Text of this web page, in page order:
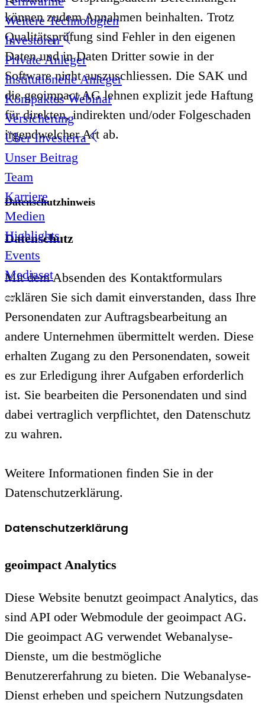
Weitere Technologien
Investoren
Private Anleger
Institutionelle Anleger
Kompaktes Webinar
Versicherung
Über Investerra
Unser Beitrag
Team
Karriere
Medien
Highlights
Events
Mediaset
können zudem Annahmen beinhalten. Trotz
Qualitätsprüfung sind Fehler in den eigenen
Daten und in Daten Dritter sowie in der
Software nicht auszuschliessen. Die SAK und
die geoimpact AG lehnen explizit jede Haftung
für direkten, indirekten und/oder Folgeschaden
irgendwelcher Art ab.
Datenschutzhinweis
Datenschutz
Mit dem Absenden des Kontaktformulars
erklären Sie sich damit einverstanden, dass Ihre
Personendaten zur Auftragsbearbeitung an
andere Unternehmen übermittelt werden. Diese
erhalten Zugang zu den Personendaten, soweit
es zur Erledigung ihrer Aufgaben erforderlich
ist. Sie bearbeiten die Personendaten und sind
dabei vertraglich verpflichtet, den Datenschutz
zu wahren.
Weitere Informationen finden Sie in der
Datenschutzerklärung.
Datenschutzerklärung
geoimpact Analytics
Diese Website benutzt geoimpact Analytics, das
sind API oder Webmodule der geoimpact AG.
Die geoimpact AG verwendet Webanalyse-
Dienste, um die bestmögliche
Benutzererfahrung zu bieten. Die Webanalyse-
Dienst erheben und speichern Nutzungsdaten